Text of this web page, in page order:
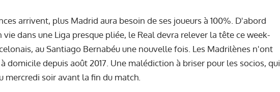
arrivent, plus Madrid aura besoin de ses joueurs à 100%. D'abord
dans une Liga presque pliée, le Real devra relever la tête ce week-
au Santiago Bernabéu une nouvelle fois. Les Madrilènes n'ont
domicile depuis août 2017. Une malédiction à briser pour les socios, qui
mercredi soir avant la fin du match.